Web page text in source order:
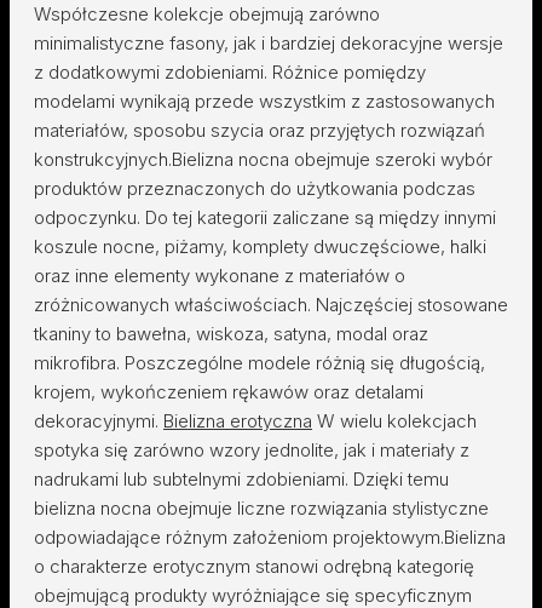
Współczesne kolekcje obejmują zarówno
minimalistyczne fasony, jak i bardziej dekoracyjne wersje
z dodatkowymi zdobieniami. Różnice pomiędzy
modelami wynikają przede wszystkim z zastosowanych
materiałów, sposobu szycia oraz przyjętych rozwiązań
konstrukcyjnych.Bielizna nocna obejmuje szeroki wybór
produktów przeznaczonych do użytkowania podczas
odpoczynku. Do tej kategorii zaliczane są między innymi
koszule nocne, piżamy, komplety dwuczęściowe, halki
oraz inne elementy wykonane z materiałów o
zróżnicowanych właściwościach. Najczęściej stosowane
tkaniny to bawełna, wiskoza, satyna, modal oraz
mikrofibra. Poszczególne modele różnią się długością,
krojem, wykończeniem rękawów oraz detalami
dekoracyjnymi. Bielizna erotyczna W wielu kolekcjach
spotyka się zarówno wzory jednolite, jak i materiały z
nadrukami lub subtelnymi zdobieniami. Dzięki temu
bielizna nocna obejmuje liczne rozwiązania stylistyczne
odpowiadające różnym założeniom projektowym.Bielizna
o charakterze erotycznym stanowi odrębną kategorię
obejmującą produkty wyróżniające się specyficznym